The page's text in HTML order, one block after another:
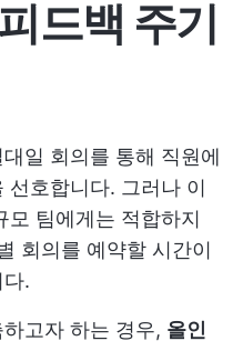
드백 주기
일 회의를 통해 직원에
선호합니다. 그러나 이
모 팀에게는 적합하지
회의를 예약할 시간이
.
고자 하는 경우, 올인